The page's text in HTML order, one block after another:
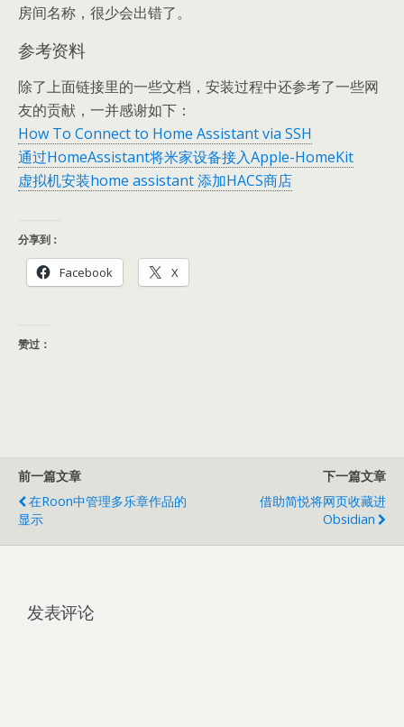
房间名称，很少会出错了。
参考资料
除了上面链接里的一些文档，安装过程中还参考了一些网
友的贡献，一并感谢如下：
How To Connect to Home Assistant via SSH
通过HomeAssistant将米家设备接入Apple-HomeKit
虚拟机安装home assistant 添加HACS商店
分享到：
Facebook X
赞过：
前一篇文章
在Roon中管理多乐章作品的
显示
下一篇文章
借助简悦将网页收藏进
Obsidian
发表评论